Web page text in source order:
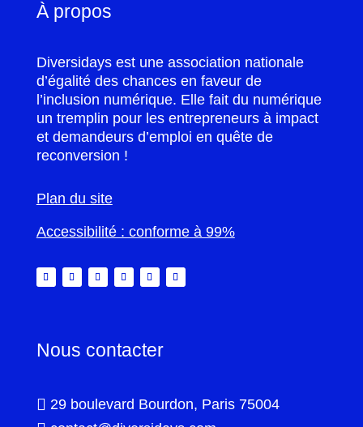
À propos
Diversidays est une association nationale
d’égalité des chances en faveur de
l’inclusion numérique. Elle fait du numérique
un tremplin pour les entrepreneurs à impact
et demandeurs d’emploi en quête de
reconversion !
Plan du site
Accessibilité : conforme à 99%
Nous contacter
 29 boulevard Bourdon, Paris 75004